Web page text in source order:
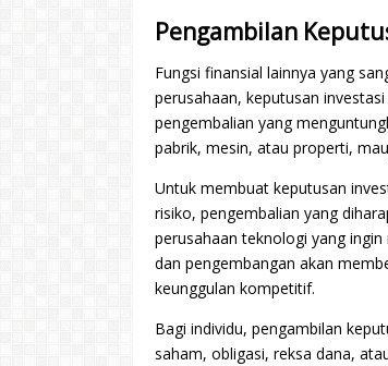
Pengambilan
Fungsi finansial lainnya yang
perusahaan, keputusan
pengembalian yang
pabrik, mesin, atau properti,
Untuk membuat keputusan
risiko, pengembalian yang
perusahaan teknologi yang
dan pengembangan akan
keunggulan kompetitif.
Bagi individu, pengambilan
saham, obligasi, reksa dana,